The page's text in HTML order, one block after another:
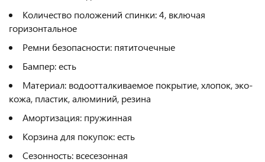
Количество положений спинки: 4, включая
горизонтальное
Ремни безопасности: пятиточечные
Бампер: есть
Материал: водоотталкиваемое покрытие, хлопок, эко-
кожа, пластик, алюминий, резина
Амортизация: пружинная
Корзина для покупок: есть
Сезонность: всесезонная